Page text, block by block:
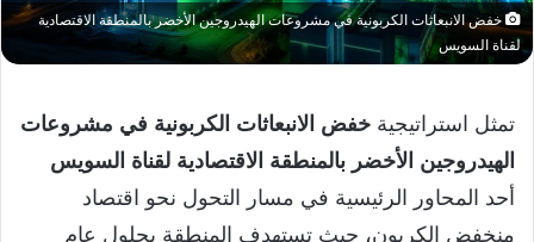
خفض الانبعاثات الكربونية في مشروعات الهيدروجين الأخضر بالمنطقة الاقتصادية
لقناة السويس
تمثل استراتيجية خفض الانبعاثات الكربونية في مشروعات
الهيدروجين الأخضر بالمنطقة الاقتصادية لقناة السويس
أحد المحاور الرئيسية في مسار التحول نحو اقتصاد
منخفض الكربون، حيث تستهدف المنطقة بحلول عام